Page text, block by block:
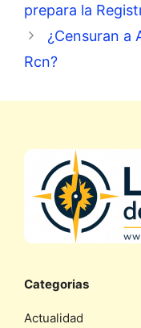
prepara la
¿Censuran a
Rcn?
Categorias
Actualidad